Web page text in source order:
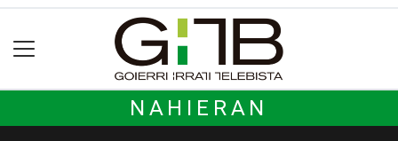
NAHIERAN